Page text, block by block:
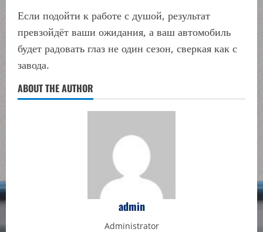
Если подойти к работе с душой, результат
превзойдёт ваши ожидания, а ваш автомобиль
будет радовать глаз не один сезон, сверкая как с
завода.
ABOUT THE AUTHOR
admin
Administrator